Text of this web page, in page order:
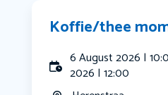
Koffie/thee
6 August 2026 |
2026 | 12:00